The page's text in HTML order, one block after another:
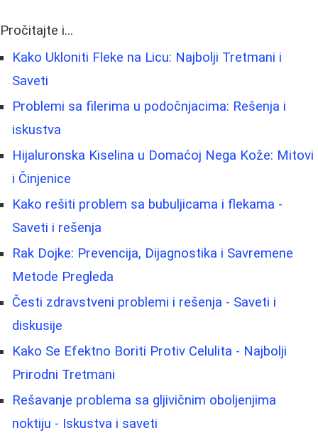
Pročitajte i...
Kako Ukloniti Fleke na Licu: Najbolji Tretmani i
Saveti
Problemi sa filerima u podočnjacima: Rešenja i
iskustva
Hijaluronska Kiselina u Domaćoj Nega Kože: Mitovi
i Činjenice
Kako rešiti problem sa bubuljicama i flekama -
Saveti i rešenja
Rak Dojke: Prevencija, Dijagnostika i Savremene
Metode Pregleda
Česti zdravstveni problemi i rešenja - Saveti i
diskusije
Kako Se Efektno Boriti Protiv Celulita - Najbolji
Prirodni Tretmani
Rešavanje problema sa gljivičnim oboljenjima
noktiju - Iskustva i saveti